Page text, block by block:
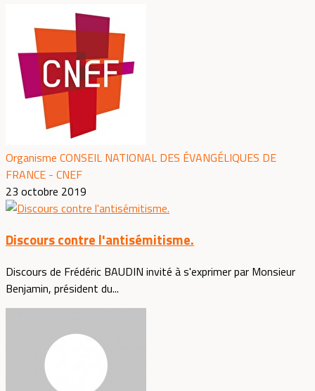
Organisme CONSEIL NATIONAL DES ÉVANGÉLIQUES DE
FRANCE - CNEF
23 octobre 2019
Discours contre l'antisémitisme.
Discours de Frédéric BAUDIN invité à s'exprimer par Monsieur
Benjamin, président du...